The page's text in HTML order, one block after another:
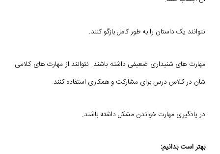
نتوانند یک داستان را به طور کامل بازگو کنند.
مهارت های شنیداری ضعیفی داشته باشند. نتوانند از مهارت های کلامی
شان در کلاس درس برای مشارکت و همکاری استفاده کنند.
در یادگیری مهارت خواندن مشکل داشته باشند.
بهتر است بدانیم: